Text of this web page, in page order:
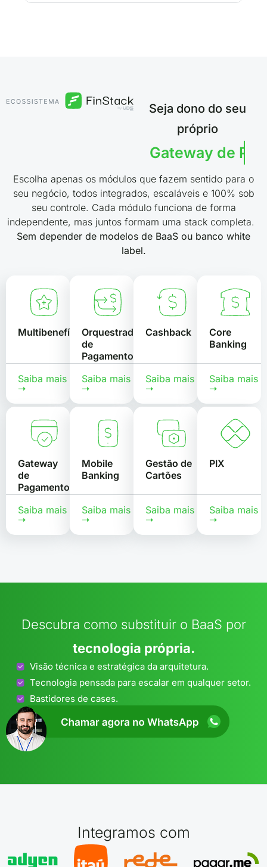
Seja dono do seu
próprio
Mobile Banking
Escolha apenas os módulos que fazem sentido para o
seu negócio, todos integrados, escaláveis e 100% sob
seu controle. Cada módulo funciona de forma
independente, mas juntos formam uma stack completa.
Sem depender de modelos de BaaS ou banco white
label.
Multibenefícios
Saiba mais
➝
Orquestrador
de
Pagamentos
Saiba mais
➝
Cashback
Saiba mais
➝
Core
Banking
Saiba mais
➝
Gateway
de
Pagamentos
Saiba mais
➝
Mobile
Banking
Saiba mais
➝
Gestão de
Cartões
Saiba mais
➝
PIX
Saiba mais
➝
Descubra como substituir o BaaS por
tecnologia própria.
Visão técnica e estratégica da arquitetura.
Tecnologia pensada para escalar em qualquer setor.
Bastidores de cases.
Integramos com